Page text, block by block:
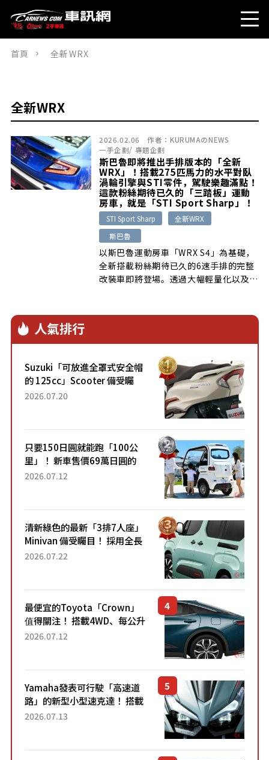
首頁 全新WRX
全新WRX
2026.02.06 作者： KURUMAのNEWS
一手企劃/ 專題企劃
斯巴魯即將推出手排版本的「全新
WRX」！搭載275匹馬力的水平對臥
渦輪引擎與STI零件，駕駛樂趣滿點！
這款粉絲期待已久的「三踏板」運動
房車，就是「STI Sport Sharp」！
STI Sport Sharp
全新WRX
斯巴魯
以斯巴魯運動房車「WRX S4」為基礎，
全新搭載粉絲期待已久的6速手排的完整
改裝車即將登場。透過大幅輕量化以及
人氣排行
Suzuki「可放進全罩式安全帽
的 125cc」Scooter 備受矚
目！採用全新流線設計與各項
2026.07.20
只要150日圓就能跑「100公
里」！ 新車售價69萬日圓的
「3人座」Trike大受歡迎！ 順
2026.07.12
清新綠色的最新「3排7人座」
Minivan 備受矚目！ 採用全長
4.7公尺剛剛好的車身尺寸與
2026.07.22
最便宜的Toyota「Crown」
值得關注！ 搭載4WD、每公升
22.4公里低油耗表現超亮眼！
2026.07.12
Yamaha發表可行駛「高速道
路」的新型小型速克達！ 搭載
能享受超強勁「渦輪感」的動
2026.07.13